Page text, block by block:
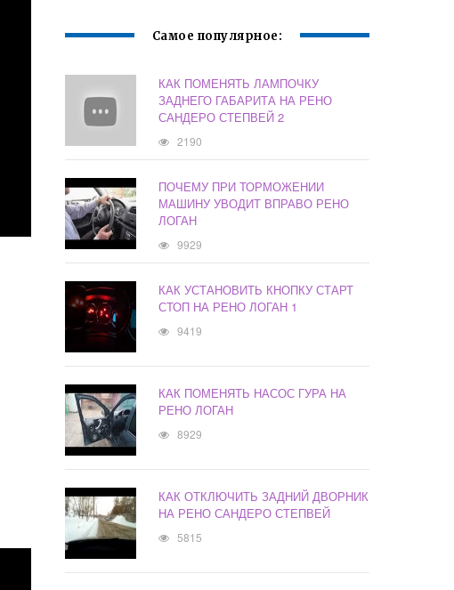
Самое популярное:
КАК ПОМЕНЯТЬ ЛАМПОЧКУ
ЗАДНЕГО ГАБАРИТА НА РЕНО
САНДЕРО СТЕПВЕЙ 2
2190
ПОЧЕМУ ПРИ ТОРМОЖЕНИИ
МАШИНУ УВОДИТ ВПРАВО РЕНО
ЛОГАН
9929
КАК УСТАНОВИТЬ КНОПКУ СТАРТ
СТОП НА РЕНО ЛОГАН 1
9419
КАК ПОМЕНЯТЬ НАСОС ГУРА НА
РЕНО ЛОГАН
8929
КАК ОТКЛЮЧИТЬ ЗАДНИЙ ДВОРНИК
НА РЕНО САНДЕРО СТЕПВЕЙ
5815